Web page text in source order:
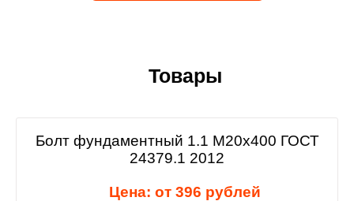
Товары
Болт фундаментный 1.1 М20х400 ГОСТ
24379.1 2012
Цена: от 396 рублей